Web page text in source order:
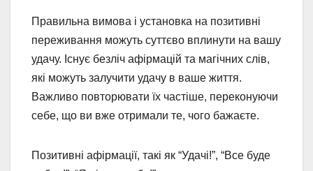
Правильна вимова і установка на позитивні
переживання можуть суттєво вплинути на вашу
удачу. Існує безліч афірмацій та магічних слів,
які можуть залучити удачу в ваше життя.
Важливо повторювати їх частіше, переконуючи
себе, що ви вже отримали те, чого бажаєте.
Позитивні афірмації, такі як “Удачі!”, “Все буде